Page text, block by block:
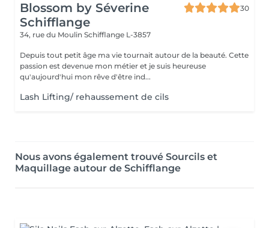
Blossom by Séverine
Schifflange
30
34, rue du Moulin Schifflange L-3857
Depuis tout petit âge ma vie tournait autour de la beauté. Cette
passion est devenue mon métier et je suis heureuse
qu'aujourd'hui mon rêve d'être ind...
Lash Lifting/ rehaussement de cils
Nous avons également trouvé Sourcils et
Maquillage autour de Schifflange